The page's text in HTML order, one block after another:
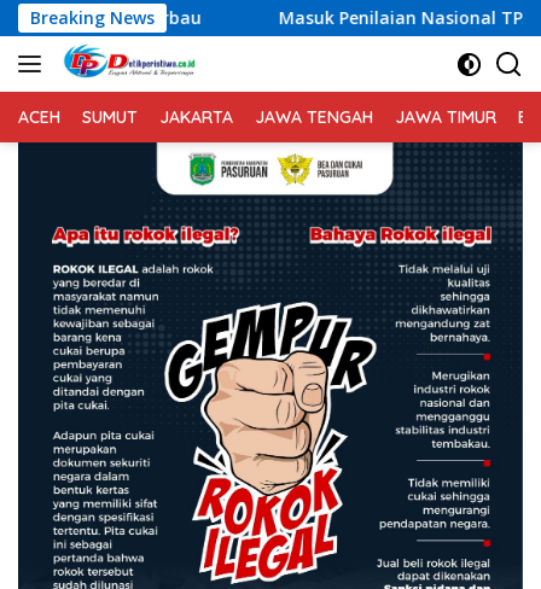
Langsung
ke
konten
Breaking News
Masuk Penilaian Nasional TPAKD Award 2026,
ACEH SUMUT JAKARTA JAWA TENGAH JAWA TIMUR